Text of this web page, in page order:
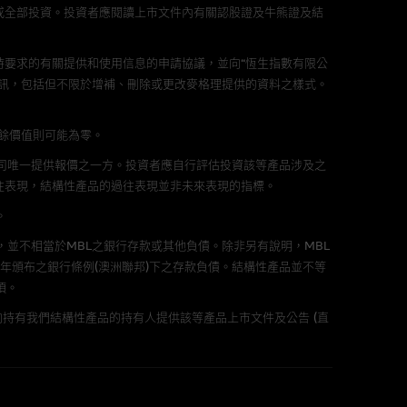
論是否屬於第三者)而出現電腦
載列於基本上市文件及相關之
書面同意前，不可複製、改
部投資。投資者應閱讀上市文件內有關認股證及牛熊證及結
求的有關提供和使用信息的申請協議，並向“恆生指數有限公
包括但不限於增補、刪除或更改麥格理提供的資料之樣式。
價值則可能為零。
一提供報價之一方。投資者應自行評估投資該等產品涉及之
現，結構性產品的過往表現並非未來表現的指標。
不相當於MBL之銀行存款或其他負債。除非另有說明，MBL
布之銀行條例(澳洲聯邦)下之存款負債。結構性產品並不等
。
有我們結構性產品的持有人提供該等產品上市文件及公告 (直